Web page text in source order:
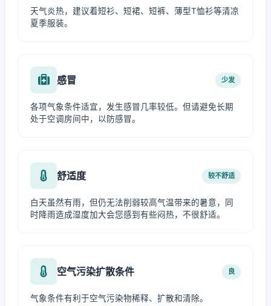
天气炎热，建议着短衫、短裙、短裤、薄型T恤衫等清凉
夏季服装。
感冒 少发
各项气象条件适宜，发生感冒几率较低。但请避免长期
处于空调房间中，以防感冒。
舒适度 较不舒适
白天虽然有雨，但仍无法削弱较高气温带来的暑意，同
时降雨造成湿度加大会您感到有些闷热，不很舒适。
空气污染扩散条件 良
气象条件有利于空气污染物稀释、扩散和清除。